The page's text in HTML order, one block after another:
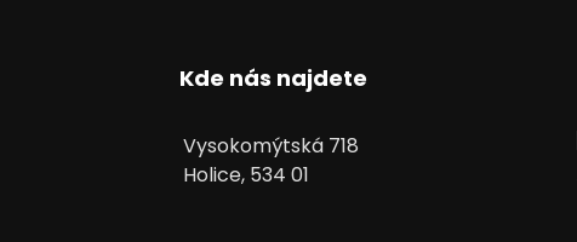
Kde nás najdete
Vysokomýtská 718
Holice, 534 01